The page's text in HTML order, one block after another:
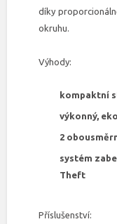
díky
okruhu.
Výhody:
kompaktní
výkonný,
2
systém
Theft
Příslušenství: